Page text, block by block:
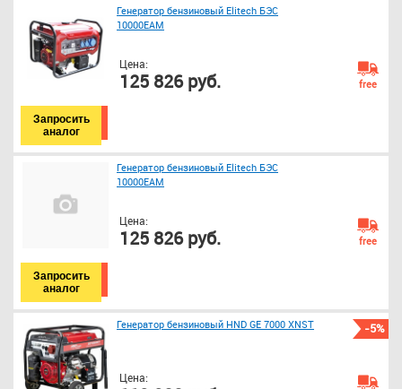
Генератор бензиновый Elitech БЭС
10000ЕAМ
Цена:
125 826 руб.
Запросить
аналог
free
Генератор бензиновый Elitech БЭС
10000ЕAМ
Цена:
125 826 руб.
Запросить
аналог
free
-5%
Генератор бензиновый HND GE 7000 XNST
Цена: